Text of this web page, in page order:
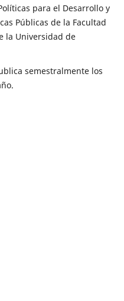
para el Desarrollo y
Públicas de la Facultad
la Universidad de
semestralmente los